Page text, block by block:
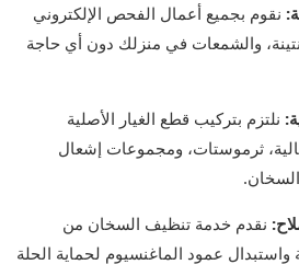
نقوم بجميع أعمال الفحص الإلكتروني
والشمعات في منزلك دون أي حاجة
نلتزم بتركيب قطع الغيار الأصلية
ثرموستات، ومجموعات إشعال
نقدم خدمة تنظيف السخان من
واستبدال عمود الماغنسيوم لحماية الحلة